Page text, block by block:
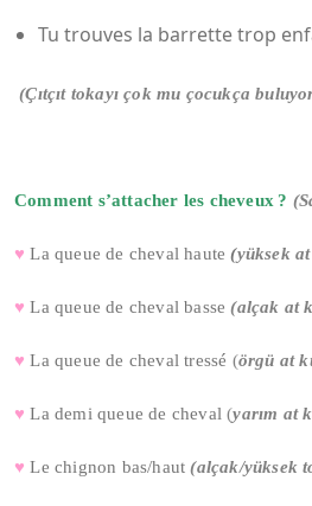
Tu trouves la barrette trop
(Çıtçıt tokayı çok mu çocukça
Comment s’attacher les cheveux ?
♥ La queue de cheval haute(yüksek
♥ La queue de cheval basse(alçak at
♥ La queue de cheval tressé (örgü at
♥ La demi queue de cheval(yarım at
♥ Le chignon bas/haut(alçak/yüksek